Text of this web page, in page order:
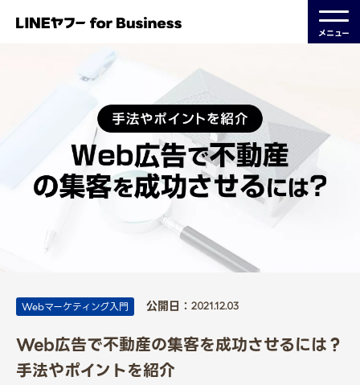
メニュー
Webマーケティング入門 公開日： 2021.12.03
Web広告で不動産の集客を成功させるには？
手法やポイントを紹介